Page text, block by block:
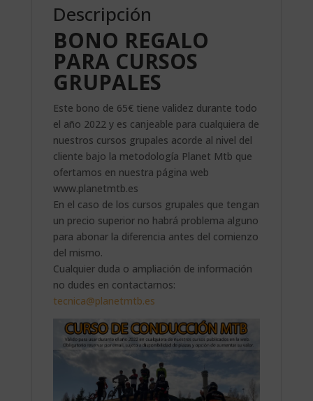
Descripción
BONO REGALO
PARA CURSOS
GRUPALES
Este bono de 65€ tiene validez durante todo
el año 2022 y es canjeable para cualquiera de
nuestros cursos grupales acorde al nivel del
cliente bajo la metodología Planet Mtb que
ofertamos en nuestra página web
www.planetmtb.es
En el caso de los cursos grupales que tengan
un precio superior no habrá problema alguno
para abonar la diferencia antes del comienzo
del mismo.
Cualquier duda o ampliación de información
no dudes en contactarnos:
tecnica@planetmtb.es